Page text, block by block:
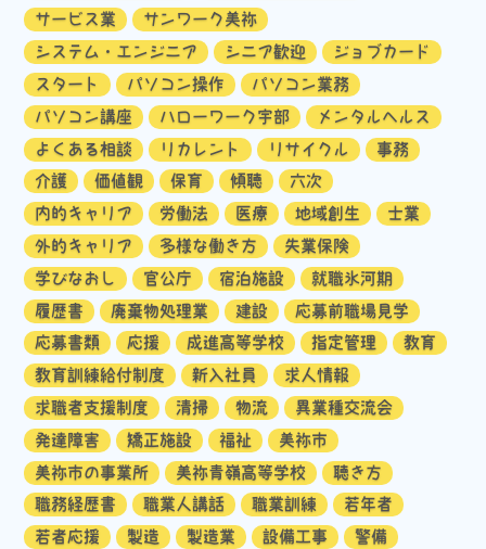
サービス業
サンワーク美祢
システム・エンジニア
シニア歓迎
ジョブカード
スタート
パソコン操作
パソコン業務
パソコン講座
ハローワーク宇部
メンタルヘルス
よくある相談
リカレント リサイクル
事務
介護
価値観 保育 傾聴
六次
内的キャリア
労働法 医療 地域創生
士業
外的キャリア
多様な働き方
失業保険
学びなおし
官公庁 宿泊施設
就職氷河期
履歴書
廃棄物処理業 建設
応募前職場見学
応募書類
応援 成進高等学校 指定管理
教育
教育訓練給付制度
新入社員
求人情報
求職者支援制度
清掃 物流
異業種交流会
発達障害
矯正施設 福祉
美祢市
美祢市の事業所
美祢青嶺高等学校
聴き方
職務経歴書
職業人講話 職業訓練
若年者
若者応援
製造 製造業 設備工事
警備